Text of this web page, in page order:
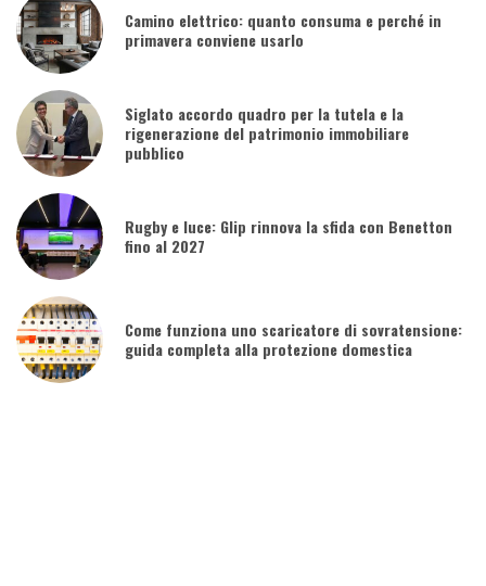
Camino elettrico: quanto consuma e perché in
primavera conviene usarlo
Siglato accordo quadro per la tutela e la
rigenerazione del patrimonio immobiliare
pubblico
Rugby e luce: Glip rinnova la sfida con Benetton
fino al 2027
Come funziona uno scaricatore di sovratensione:
guida completa alla protezione domestica